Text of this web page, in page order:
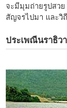
จะมีมุมถ่ายรูปสว
สัญจรไปมา และวิ
ประเพณีนราธิว